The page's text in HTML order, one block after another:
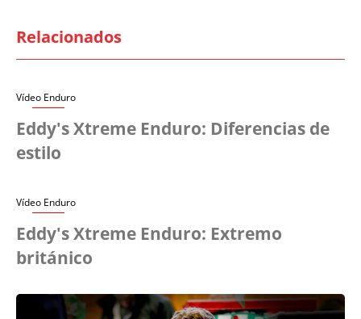
Relacionados
Vídeo Enduro
Eddy's Xtreme Enduro: Diferencias de
estilo
Vídeo Enduro
Eddy's Xtreme Enduro: Extremo
británico